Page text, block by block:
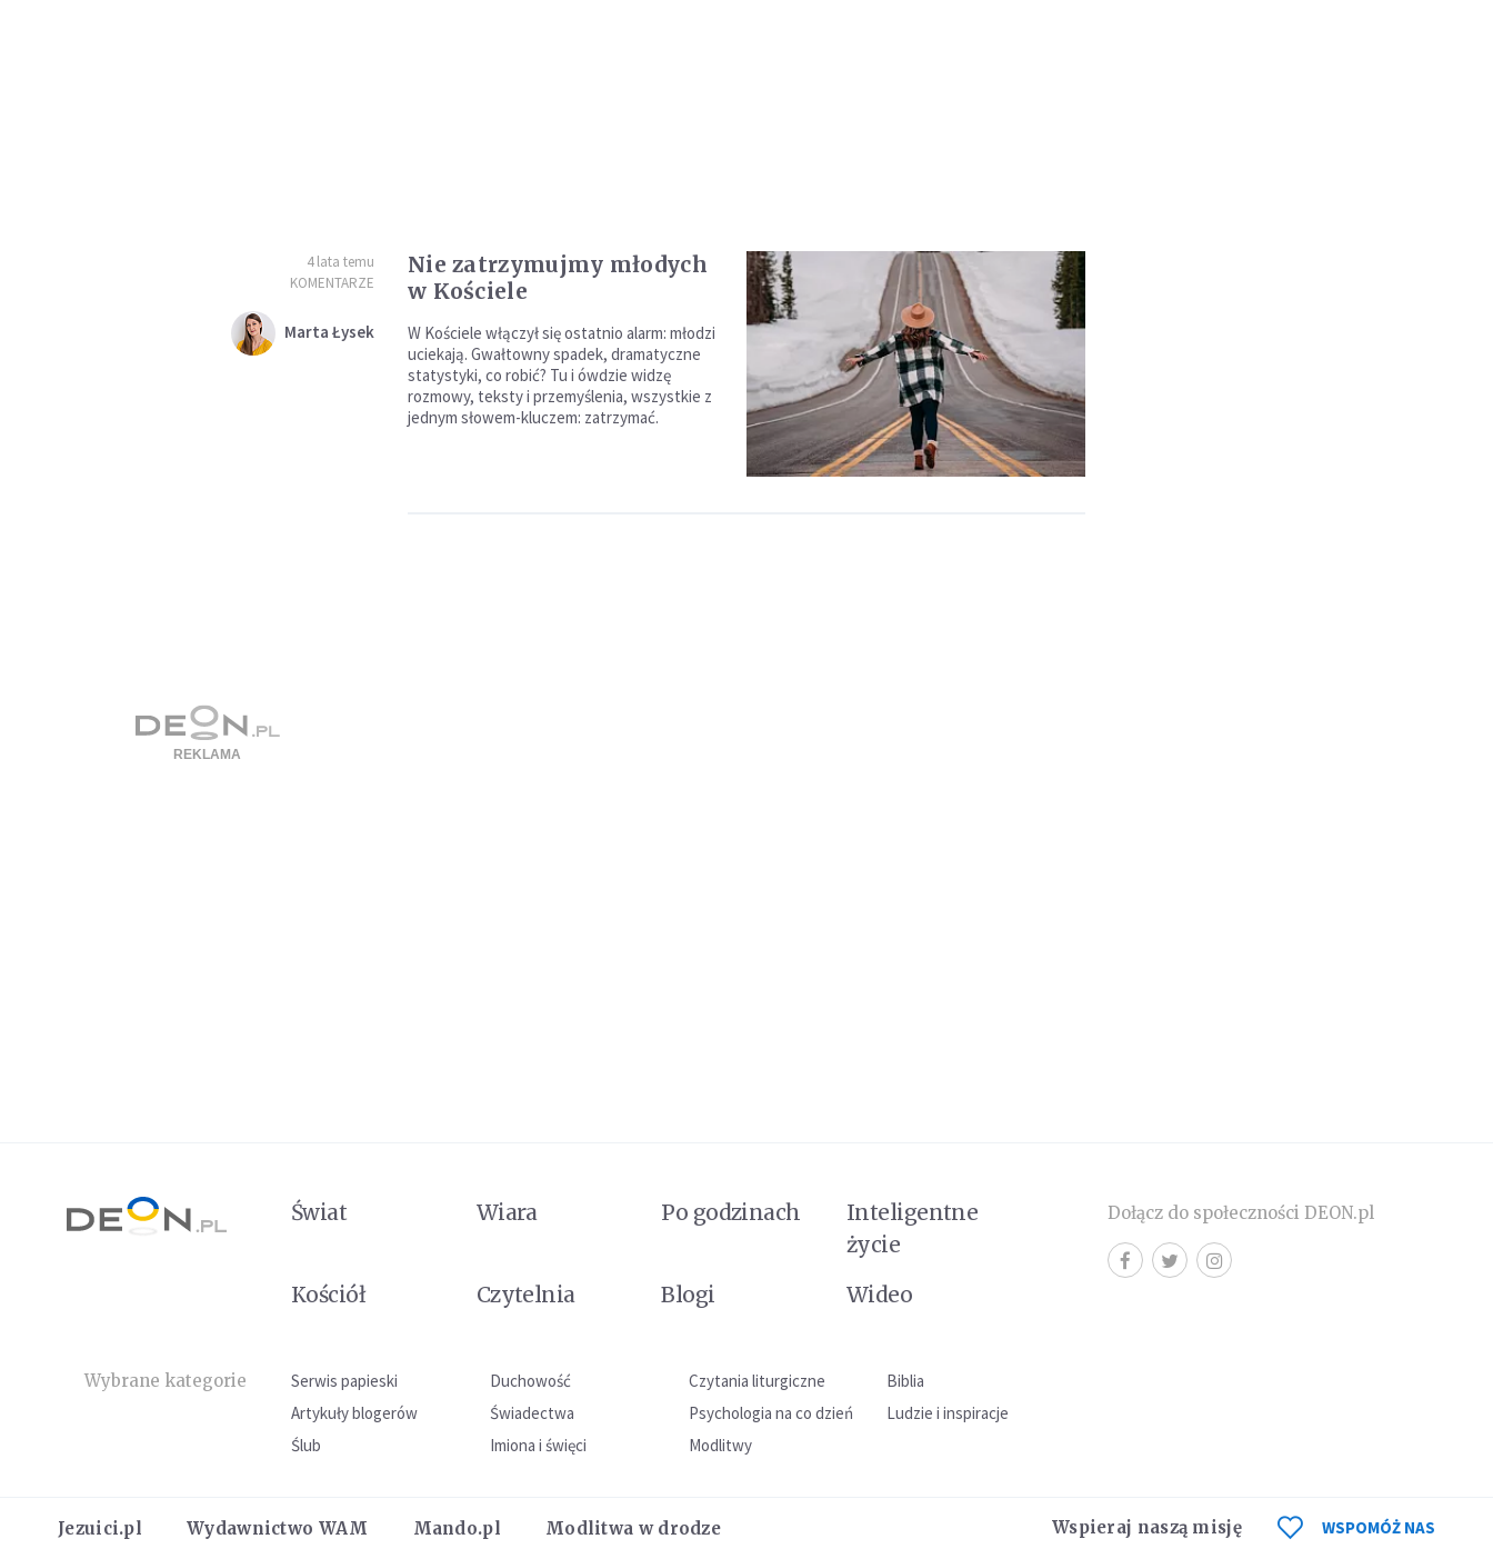
4 lata temu
KOMENTARZE
Marta Łysek
Nie zatrzymujmy młodych
w Kościele
W Kościele włączył się ostatnio alarm: młodzi
uciekają. Gwałtowny spadek, dramatyczne
statystyki, co robić? Tu i ówdzie widzę
rozmowy, teksty i przemyślenia, wszystkie z
jednym słowem-kluczem: zatrzymać.
Świat Wiara Po godzinach
Inteligentne
życie
Kościół
Czytelnia Blogi Wideo
Wybrane kategorie Serwis papieski Duchowość Czytania liturgiczne
Biblia
Artykuły blogerów
Świadectwa Psychologia na co dzień
Ludzie i inspiracje
Ślub
Imiona i święci Modlitwy
Dołącz do społeczności DEON.pl
Jezuici.pl Wydawnictwo WAM Mando.pl Modlitwa w drodze Wspieraj naszą misję WSPOMÓŻ NAS